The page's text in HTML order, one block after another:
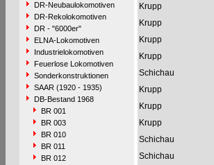
DR-Neubaulokomotiven
DR-Rekolokomotiven
DR - "6000er"
ELNA-Lokomotiven
Industrielokomotiven
Feuerlose Lokomotiven
Sonderkonstruktionen
SAAR (1920 - 1935)
DB-Bestand 1968
BR 001
BR 003
BR 010
BR 011
BR 012
Krupp
Krupp
Krupp
Krupp
Schichau
Krupp
Krupp
Krupp
Schichau
Schichau